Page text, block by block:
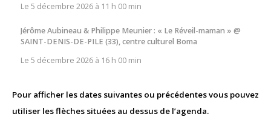
Le 5 décembre 2026 à 11 h 00 min
Jérôme Aubineau & Philippe Meunier : « Le Réveil-maman » @
SAINT-DENIS-DE-PILE (33), centre culturel Boma
Le 5 décembre 2026 à 16 h 00 min
Pour afficher les dates suivantes ou précédentes vous pouvez
utiliser les flèches situées au dessus de l’agenda.